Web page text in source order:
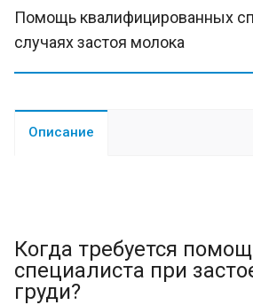
Помощь квалифицированных
случаях застоя молока
Описание
Когда требуется
специалиста при
груди?